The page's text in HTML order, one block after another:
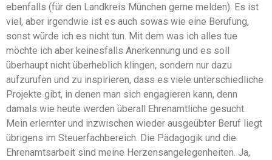
ebenfalls (für den Landkreis München gerne melden). Es ist
viel, aber irgendwie ist es auch sowas wie eine Berufung,
sonst würde ich es nicht tun. Mit dem was ich alles tue
möchte ich aber keinesfalls Anerkennung und es soll
überhaupt nicht überheblich klingen, sondern nur dazu
aufzurufen und zu inspirieren, dass es viele unterschiedliche
Projekte gibt, in denen man sich engagieren kann, denn
damals wie heute werden überall Ehrenamtliche gesucht.
Mein erlernter und inzwischen wieder ausgeübter Beruf liegt
übrigens im Steuerfachbereich. Die Pädagogik und die
Ehrenamtsarbeit sind meine Herzensangelegenheiten. Ja,